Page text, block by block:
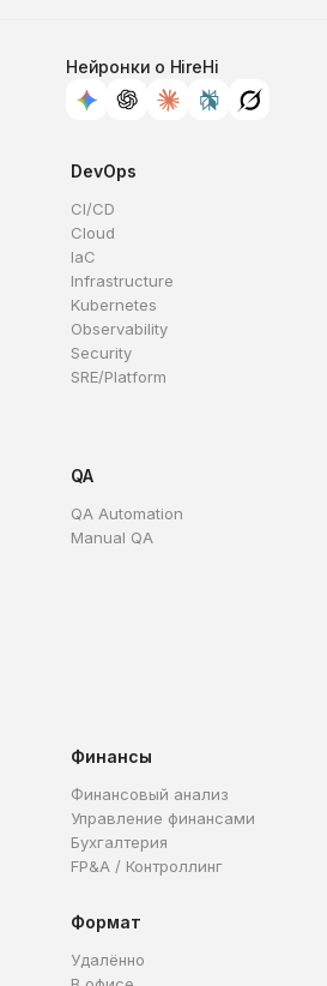
Нейронки о HireHi
DevOps
CI/CD
Cloud
IaC
Infrastructure
Kubernetes
Observability
Security
SRE/Platform
QA
QA Automation
Manual QA
Финансы
Финансовый анализ
Управление финансами
Бухгалтерия
FP&A / Контроллинг
Формат
Удалённо